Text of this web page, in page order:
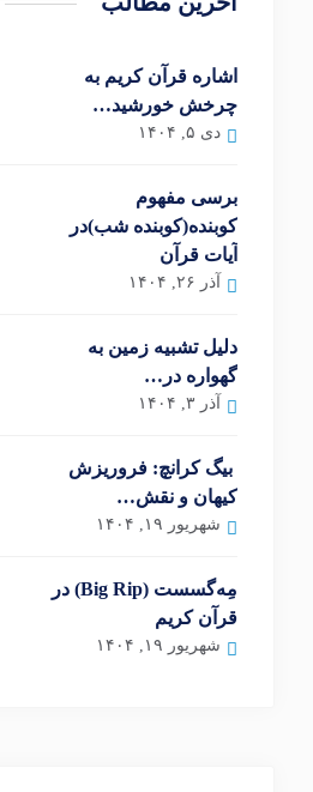
اشاره قرآن کریم به
چرخش خورشید…
دی ۵, ۱۴۰۴
برسی مفهوم
کوبنده(کوبنده شب)در
آیات قرآن
آذر ۲۶, ۱۴۰۴
دلیل تشبیه زمین به
گهواره در…
آذر ۳, ۱۴۰۴
بیگ کرانچ: فروریزش
کیهان و نقش…
شهریور ۱۹, ۱۴۰۴
مِه‌گسست (Big Rip) در
قرآن کریم
شهریور ۱۹, ۱۴۰۴